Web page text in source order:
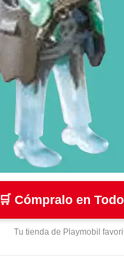
🛒 Cómpralo en
Tu tienda de Playmobil